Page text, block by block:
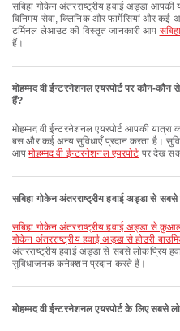
सबिहा गोकेन अंतरराष्ट्रीय हवाई अड्डा आपकी यात्रा को बेहतर बनाने के लिए प्रतीक्षा क्षेत्र, मुद्रा
विनिमय सेवा, क्लिनिक और फार्मेसियां और कई
टर्मिनल लेआउट की विस्तृत जानकारी आप
हैं।
मोहम्मद वी ईन्टरनेशनल एयरपोर्ट पर कौन-
हैं?
मोहम्मद वी ईन्टरनेशनल एयरपोर्ट आपकी यात्रा को बेहतर बनाने के लिए व्हीलचेयर, डाइनिंग, शटल
बस और कई अन्य सुविधाएँ प्रदान करता है।
आपमोहम्मद वी ईन्टरनेशनल एयरपोर्ट पर देख
सबिहा गोकेन अंतरराष्ट्रीय हवाई अड्डा से
सबिहा गोकेन अंतरराष्ट्रीय हवाई अड्डा से
गोकेन अंतरराष्ट्रीय हवाई अड्डा से होउरी
अंतरराष्ट्रीय हवाई अड्डा से सबसे लोकप्रिय
सुविधाजनक कनेक्शन प्रदान करते हैं।
मोहम्मद वी ईन्टरनेशनल एयरपोर्ट के लिए सबसे